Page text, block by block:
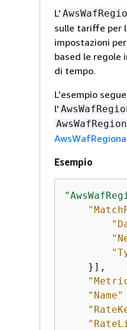
L'
sulle tariffe per
impostazioni
based le regole
di tempo.
L'esempio
l'
Esempio
    }],
"Name"